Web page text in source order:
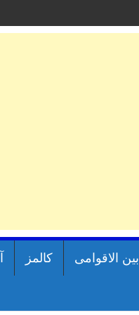
بین الاقوامی کالمز